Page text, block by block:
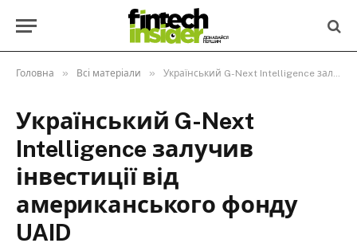
Головна » Всі матеріали » Український G-Next Intelligence залучив інвестиції від американського фонду UAID
Український G-Next
Intelligence залучив
інвестиції від
американського фонду
UAID